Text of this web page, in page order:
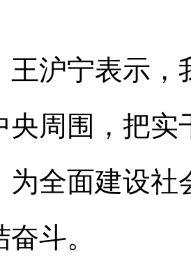
宁表示，我
央周围，把实
为全面建设
奋斗。